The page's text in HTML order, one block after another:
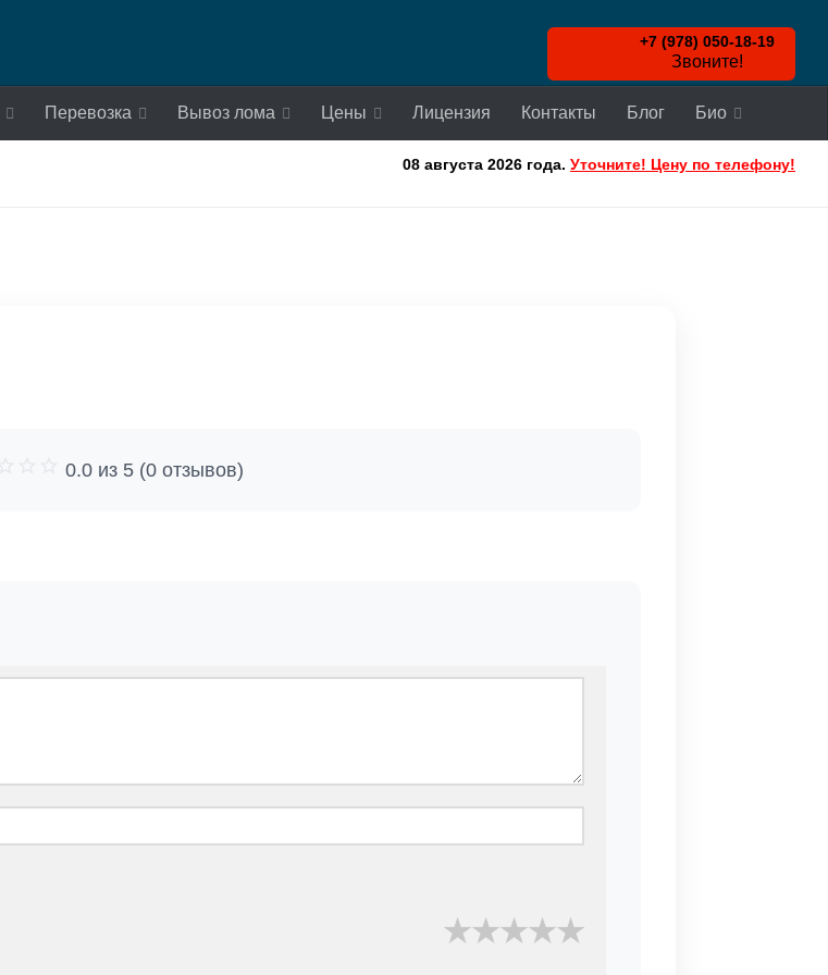
+7 (978) 050-18-19
Звоните!
Перевозка Вывоз лома Цены Лицензия Контакты Блог Био
08 августа 2026 года. Уточните! Цену по телефону!
0.0 из 5 (0 отзывов)
★
★
★
★
★